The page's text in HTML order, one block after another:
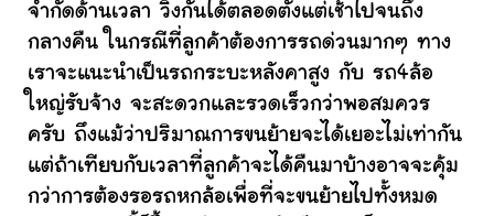
จำกัดด้านเวลา วิ่งกันได้ตลอดตั้งแต่เช้าไปจนถึง
กลางคืน ในกรณีที่ลูกค้าต้องการรถด่วนมากๆ ทาง
เราจะแนะนำเป็นรถกระบะหลังคาสูง กับ รถ4ล้อ
ใหญ่รับจ้าง จะสะดวกและรวดเร็วกว่าพอสมควร
ครับ ถึงแม้ว่าปริมาณการขนย้ายจะได้เยอะไม่เท่ากัน
แต่ถ้าเทียบกับเวลาที่ลูกค้าจะได้คืนมาบ้างอาจจะคุ้ม
กว่าการต้องรอรถหกล้อเพื่อที่จะขนย้ายไปทั้งหมด